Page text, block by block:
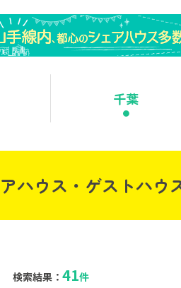
千葉
ハウス・ゲストハウ
検索結果： 41件